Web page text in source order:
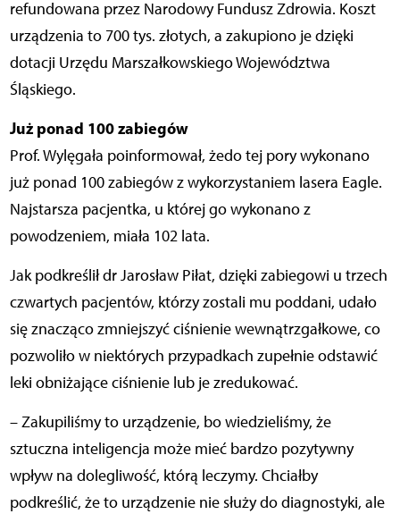
refundowana przez Narodowy Fundusz Zdrowia. Koszt
urządzenia to 700 tys. złotych, a zakupiono je dzięki
dotacji Urzędu Marszałkowskiego Województwa
Śląskiego.
Już ponad 100 zabiegów
Prof. Wylęgała poinformował, żedo tej pory wykonano
już ponad 100 zabiegów z wykorzystaniem lasera Eagle.
Najstarsza pacjentka, u której go wykonano z
powodzeniem, miała 102 lata.
Jak podkreślił dr Jarosław Piłat, dzięki zabiegowi u trzech
czwartych pacjentów, którzy zostali mu poddani, udało
się znacząco zmniejszyć ciśnienie wewnątrzgałkowe, co
pozwoliło w niektórych przypadkach zupełnie odstawić
leki obniżające ciśnienie lub je zredukować.
– Zakupiliśmy to urządzenie, bo wiedzieliśmy, że
sztuczna inteligencja może mieć bardzo pozytywny
wpływ na dolegliwość, którą leczymy. Chciałby
podkreślić, że to urządzenie nie służy do diagnostyki, ale